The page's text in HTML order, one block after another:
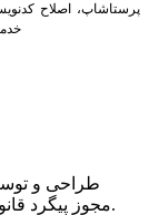
پرستاشاپ، اصلاح
مجوز پیگرد قانونی دارد. تمام حقوق برای نیوزپاور محفوظ است.